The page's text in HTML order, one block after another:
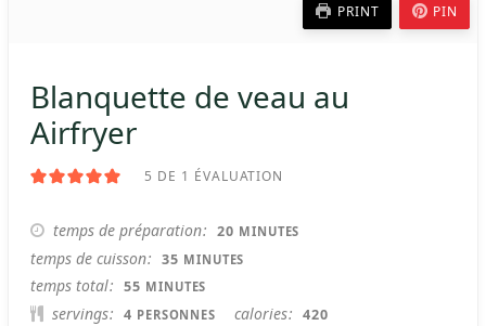
PRINT PIN
Blanquette de veau au
Airfryer
5 DE 1 ÉVALUATION
temps de préparation 20 MINUTES
MINUTES
temps de cuisson 35 MINUTES
MINUTES
temps total 55 MINUTES
MINUTES
servings 4 PERSONNES calories 420